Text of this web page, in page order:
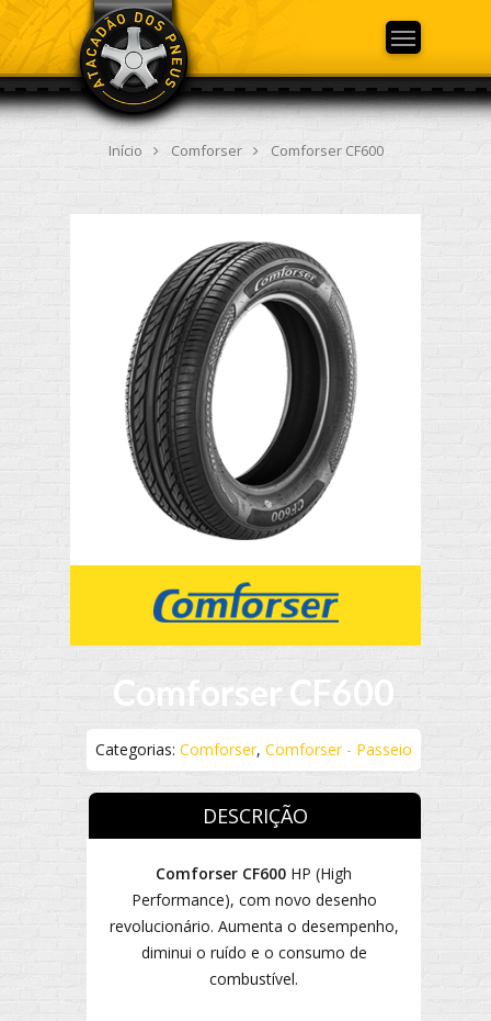
Início Comforser Comforser CF600
Comforser CF600
Categorias: Comforser, Comforser - Passeio
DESCRIÇÃO
Comforser CF600 HP (High
Performance), com novo desenho
revolucionário. Aumenta o desempenho,
diminui o ruído e o consumo de
combustível.